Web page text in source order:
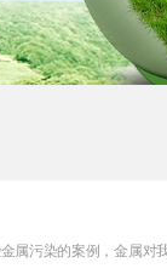
污染的案例，金属对